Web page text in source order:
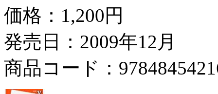
価格： 1,200円
発売日：2009年12月
商品コード：